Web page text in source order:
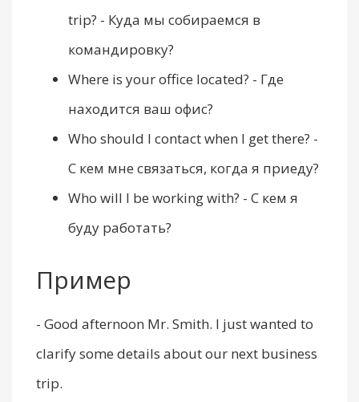
trip? - Куда мы собираемся в
командировку?
Where is your office located? - Где
находится ваш офис?
Who should I contact when I get there? -
С кем мне связаться, когда я приеду?
Who will I be working with? - С кем я
буду работать?
Пример
- Good afternoon Mr. Smith. I just wanted to
clarify some details about our next business
trip.